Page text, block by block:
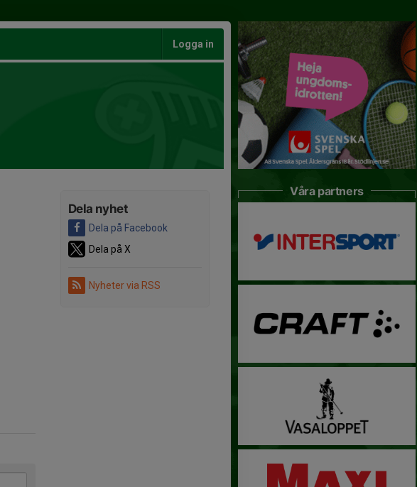
Logga in
Dela nyhet
Dela på Facebook
Dela på X
Nyheter via RSS
Våra partners